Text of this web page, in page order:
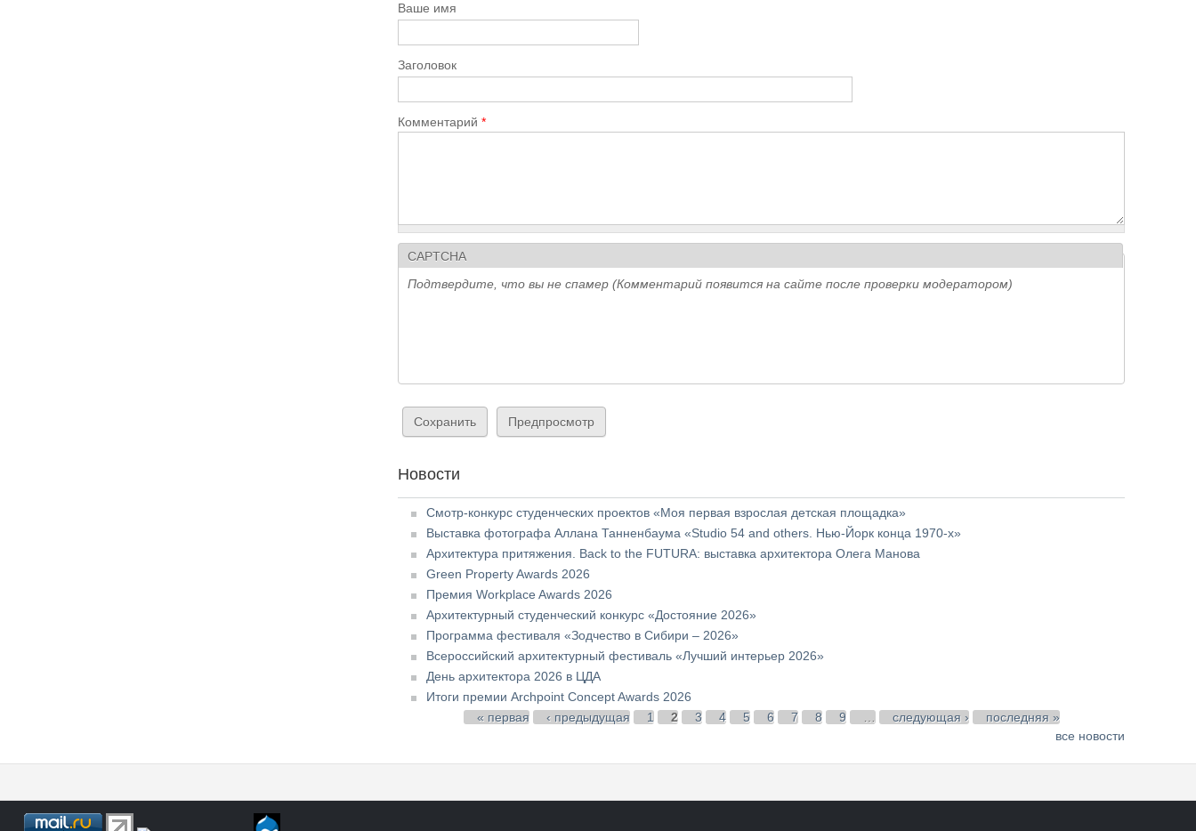
Ваше имя
Заголовок
Комментарий*
CAPTCHA
Подтвердите, что вы не спамер (Комментарий появится на сайте после проверки модератором)
Новости
Смотр-конкурс студенческих проектов «Моя первая взрослая детская площадка»
Выставка фотографа Аллана Танненбаума «Studio 54 and others. Нью-Йорк конца 1970-х»
Архитектура притяжения. Back to the FUTURA: выставка архитектора Олега Манова
Green Property Awards 2026
Премия Workplace Awards 2026
Архитектурный студенческий конкурс «Достояние 2026»
Программа фестиваля «Зодчество в Сибири – 2026»
Всероссийский архитектурный фестиваль «Лучший интерьер 2026»
День архитектора 2026 в ЦДА
Итоги премии Archpoint Concept Awards 2026
Страницы « первая ‹ предыдущая 1 2 3 4 5 6 7 8 9 следующая ›
последняя »
все новости